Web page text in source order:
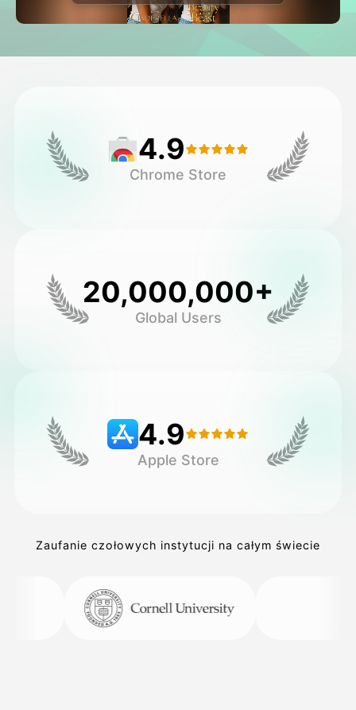
Avatar Video
▼
Inne narzędzia 4.9
Chrome Store
20,000,000+
Global Users
4.9
Apple Store
Zaufanie czołowych instytucji na całym świecie